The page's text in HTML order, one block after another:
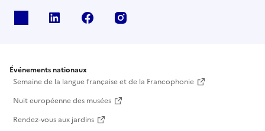
Linkedin Facebook
Événements nationaux
Semaine de la langue française et de la Francophonie
Nuit européenne des musées
Rendez-vous aux jardins